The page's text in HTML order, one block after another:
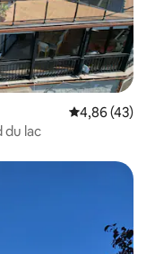
Évaluation
4,86 (43)
du lac